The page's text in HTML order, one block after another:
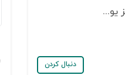
مهربان پاییز یوتاب
دنبال کردن